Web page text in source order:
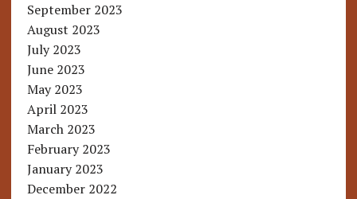
September 2023
August 2023
July 2023
June 2023
May 2023
April 2023
March 2023
February 2023
January 2023
December 2022